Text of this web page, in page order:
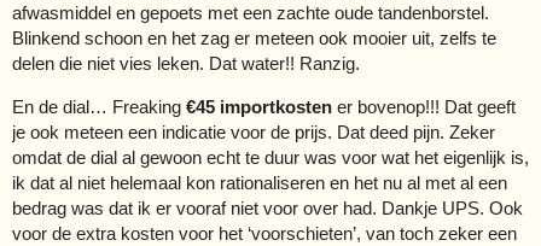
afwasmiddel en gepoets met een zachte oude tandenborstel.
Blinkend schoon en het zag er meteen ook mooier uit, zelfs te
delen die niet vies leken. Dat water!! Ranzig.
En de dial… Freaking €45 importkosten er bovenop!!! Dat geeft
je ook meteen een indicatie voor de prijs. Dat deed pijn. Zeker
omdat de dial al gewoon echt te duur was voor wat het eigenlijk is,
ik dat al niet helemaal kon rationaliseren en het nu al met al een
bedrag was dat ik er vooraf niet voor over had. Dankje UPS. Ook
voor de extra kosten voor het ‘voorschieten’, van toch zeker een